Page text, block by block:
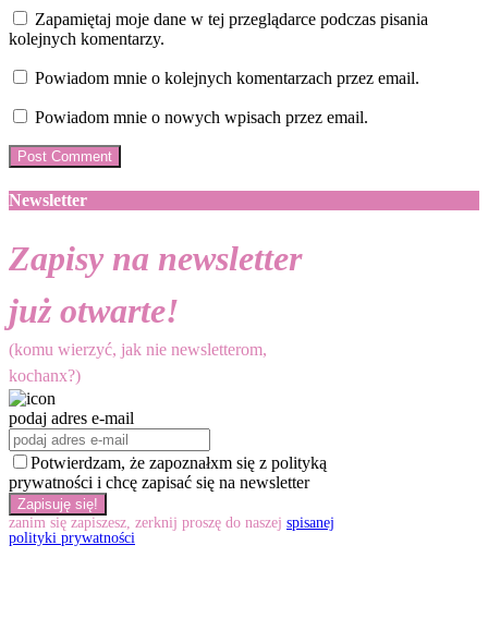
Zapamiętaj moje dane w tej przeglądarce podczas pisania
kolejnych komentarzy.
Powiadom mnie o kolejnych komentarzach przez email.
Powiadom mnie o nowych wpisach przez email.
Newsletter
Zapisy na newsletter
już otwarte!
(komu wierzyć, jak nie newsletterom,
kochanx?)
podaj adres e-mail
Potwierdzam, że zapoznałxm się z polityką
prywatności i chcę zapisać się na newsletter
zanim się zapiszesz, zerknij proszę do naszej spisanej
polityki prywatności